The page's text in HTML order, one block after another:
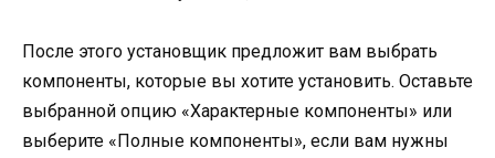
После этого установщик предложит вам выбрать
компоненты, которые вы хотите установить. Оставьте
выбранной опцию «Характерные компоненты» или
выберите «Полные компоненты», если вам нужны